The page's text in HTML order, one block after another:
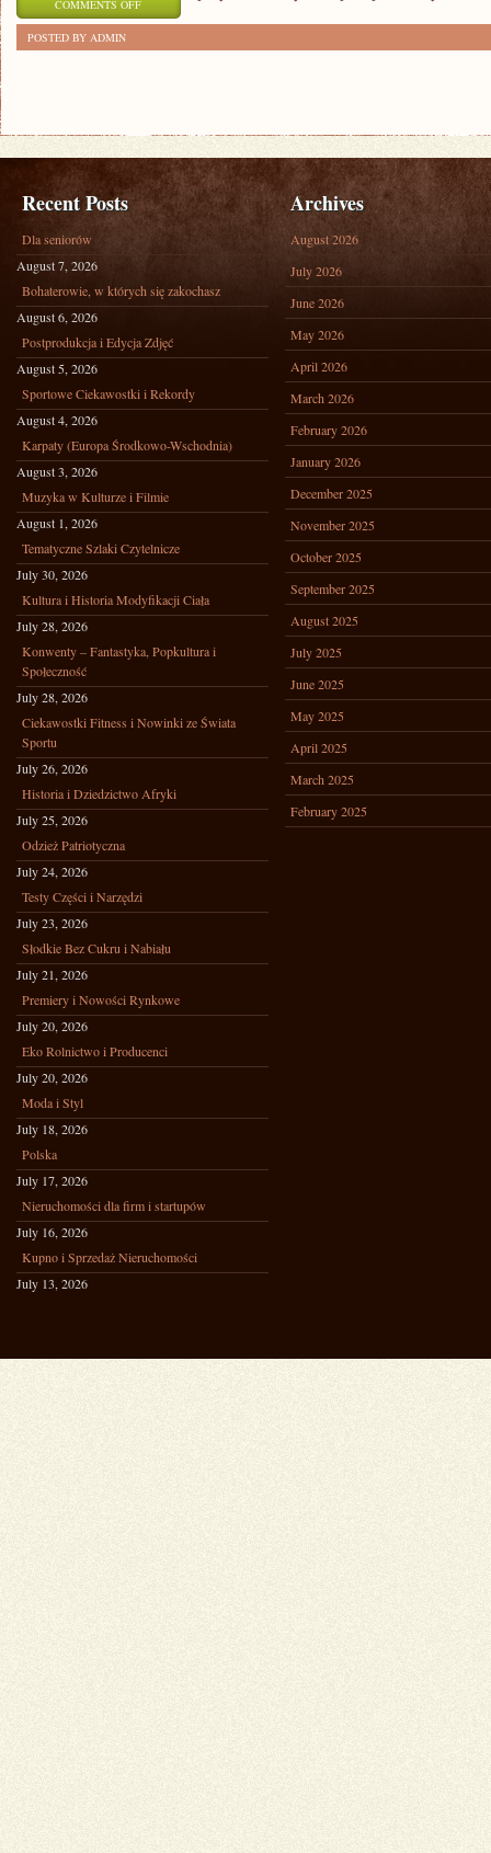
COMMENTS OFFON
PUBLICZNY
PRZYSZŁOŚCI?
POSTED BY ADMIN
Recent Posts
Dla seniorów
August 7, 2026
Bohaterowie, w których się zakochasz
August 6, 2026
Postprodukcja i Edycja Zdjęć
August 5, 2026
Sportowe Ciekawostki i Rekordy
August 4, 2026
Karpaty (Europa Środkowo-Wschodnia)
August 3, 2026
Muzyka w Kulturze i Filmie
August 1, 2026
Tematyczne Szlaki Czytelnicze
July 30, 2026
Kultura i Historia Modyfikacji Ciała
July 28, 2026
Konwenty – Fantastyka, Popkultura i
Społeczność
July 28, 2026
Ciekawostki Fitness i Nowinki ze Świata
Sportu
July 26, 2026
Historia i Dziedzictwo Afryki
July 25, 2026
Odzież Patriotyczna
July 24, 2026
Testy Części i Narzędzi
July 23, 2026
Słodkie Bez Cukru i Nabiału
July 21, 2026
Premiery i Nowości Rynkowe
July 20, 2026
Eko Rolnictwo i Producenci
July 20, 2026
Moda i Styl
July 18, 2026
Polska
July 17, 2026
Nieruchomości dla firm i startupów
July 16, 2026
Kupno i Sprzedaż Nieruchomości
July 13, 2026
Archives
August 2026
July 2026
June 2026
May 2026
April 2026
March 2026
February 2026
January 2026
December 2025
November 2025
October 2025
September 2025
August 2025
July 2025
June 2025
May 2025
April 2025
March 2025
February 2025